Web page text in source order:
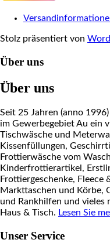
Stolz präsentiert von
Über uns
Über uns
Seit 25 Jahren (anno
im Gewerbegebiet Au ein
Tischwäsche und
Kissenfüllungen,
Frottierwäsche vom
Kinderfrottierartikel,
Frottiergeschenke, Fleece
Markttaschen und Körbe,
und Rankhilfen und vieles
Haus & Tisch. Lesen Sie
Unser Service